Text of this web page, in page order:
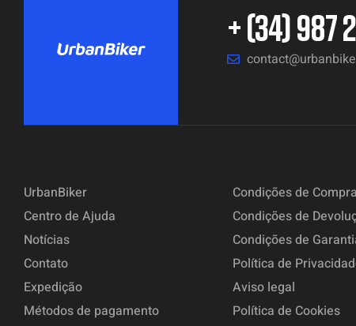
+ (34) 987
UrbanBiker
Centro de Ajuda
Notícias
Contato
Expedição
Métodos de pagamento
Condições de Compra
Condições de
Condições de
Política de
Aviso legal
Política de Cookies